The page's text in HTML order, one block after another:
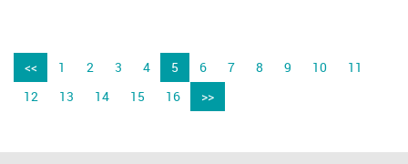
<< 1 2 3 4 5 6 7 8 9 10
11
12
13 14 15 16 >>